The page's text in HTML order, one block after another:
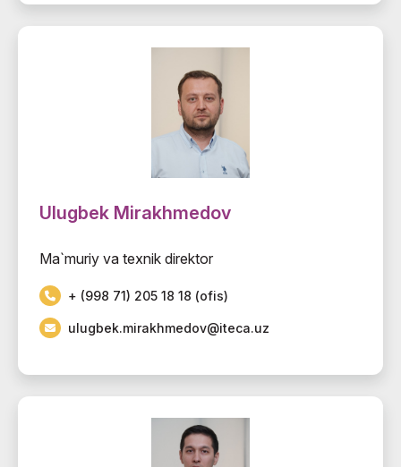
Ulugbek Mirakhmedov
Ma`muriy va texnik direktor
+ (998 71) 205 18 18 (ofis)
ulugbek.mirakhmedov@iteca.uz